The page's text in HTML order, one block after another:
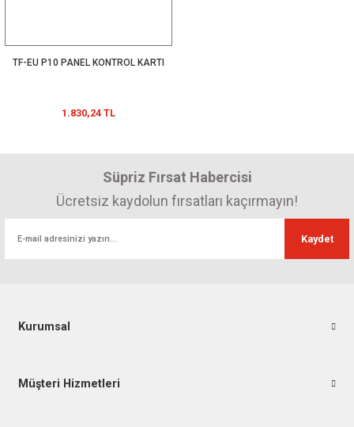
TF-EU P10 PANEL KONTROL KARTI
1.830,24 TL
Süpriz Fırsat Habercisi
Ücretsiz kaydolun fırsatları kaçırmayın!
Kaydet
Kurumsal
Müşteri Hizmetleri